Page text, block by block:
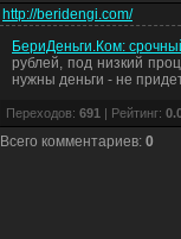
http://beridengi.com/
БериДеньги.Ком:
рублей, под низкий
нужны деньги - не
Переходов: 691 | Рейтинг:
Всего комментариев: 0